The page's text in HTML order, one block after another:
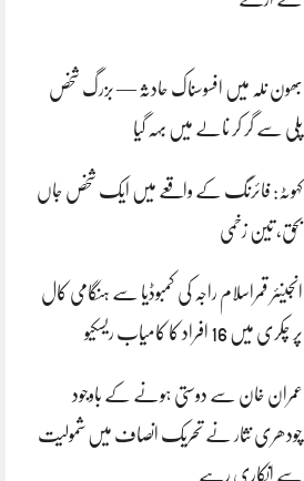
بھون نلہ میں افسوسناک حادثہ — بزرگ شخص
پلی سے گر کر نالے میں بہہ گیا
کہوٹہ: فائرنگ کے واقعے میں ایک شخص جاں
بحق، تین زخمی
انجینئر قمراسلام راجہ کی کمبوڈیا سے ہنگامی کال
پر چکری میں 16 افراد کا کامیاب ریسکیو
عمران خان سے دوستی ہونے کے باوجود
چودھری نثار نے تحریک انصاف میں شمولیت
سے انکاری رہے